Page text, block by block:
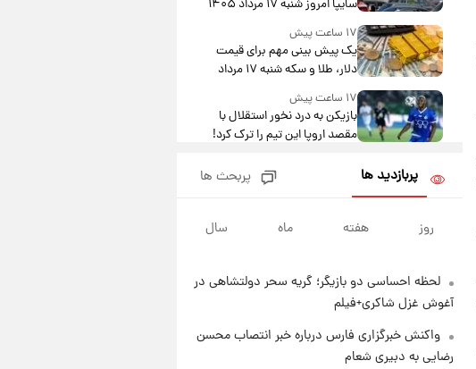
سایپا امروز شنبه ۱۷ مرداد ۱۴۰۵
۱۷ ساعت پیش
یک پیش ‌بینی مهم برای قیمت
دلار، طلا و سکه شنبه ۱۷ مرداد
۱۴۰۵
۱۷ ساعت پیش
بازیکن به درد نخور استقلال با
مقصد اروپا این تیم را ترک کرد!
تصاویر کمتر دیده‌شده از شهیدان
حاجی‌زاده و باقری؛ فرماندهان
شهید هوافضای ایران
۱ روز پیش
منتشر شد
۱ روز پیش
جدول قیمت ایران‌خودرو امروز
جمعه ۱۶ مرداد؛ قیمت‌ها تغییر کرد
۱ روز پیش
پربازدید ها پربحث ها
روز هفته ماه سال
لحظه احساسی دو بازیگر؛ گریه سحر دولتشاهی در
آغوش غزل شاکری+فیلم
واکنش خبرگزاری فارس درباره خبر انتصاب محسن
رضایی به دبیری شعام